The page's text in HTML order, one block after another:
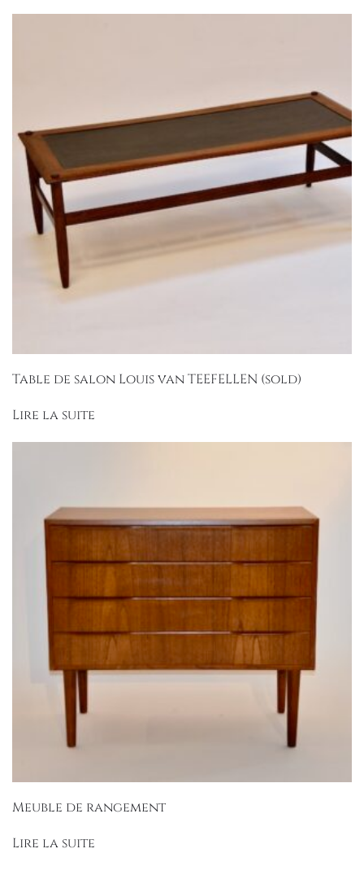
Table de salon Louis van TEEFELLEN (sold)
Lire la suite
Meuble de rangement
Lire la suite